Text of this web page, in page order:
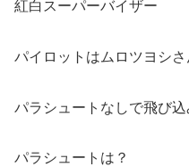
紅白スーパーバイザー
パイロットはムロツヨシさ
パラシュートなしで飛び込
パラシュートは？